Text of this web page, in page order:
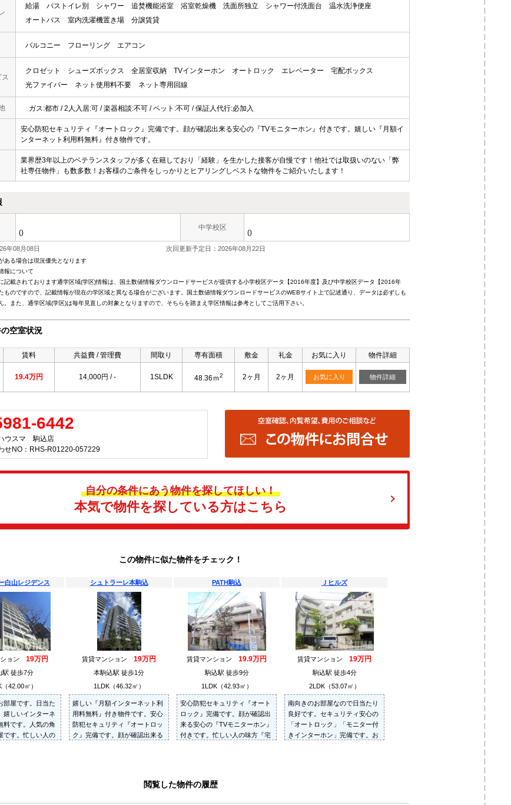
給湯 バストイレ別 シャワー 追焚機能浴室 浴室乾燥機 洗面所独立 シャワー付洗面台
温水洗浄便座
オートバス
室内洗濯機置き場 分譲賃貸
バルコニー フローリング エアコン
ス
クロゼット シューズボックス 全居室収納 TVインターホン オートロック エレベーター
宅配ボックス
光ファイバー
ネット使用料不要 ネット専用回線
ガス:都市 / 2人入居:可 / 楽器相談:不可 / ペット:不可 / 保証人代行:必加入
安心防犯セキュリティ『オートロック』完備です。顔が確認出来る安心の『TVモニターホン』付きです。嬉しい『月額イ
ンターネット利用料無料』付き物件です。
業界歴3年以上のベテランスタッフが多く在籍しており「経験」を生かした接客が自慢です！他社では取扱いのない「弊
社専任物件」も数多数！お客様のご条件をしっかりとヒアリングしベストな物件をご紹介いたします！
()
中学校区
()
年08月08日 次回更新予定日：2026年08月22日
ある場合は現況優先となります
報について
記載されております通学区域(学区)情報は、国土数値情報ダウンロードサービスが提供する小学校区データ【2016年度】及び中学校区データ【2016年
ものですので、記載情報が現在の学区域と異なる場合がございます。国土数値情報ダウンロードサービスのWEBサイト上で記述通り、データは必ずしも
。また、通学区域(学区)は毎年見直しの対象となりますので、そちらを踏まえ学区情報は参考としてご活用下さい。
空室状況
賃料 共益費 / 管理費 間取り 専有面積 敷金 礼金 お気に入り 物件詳細
19.4万円 14,000円 / - 1SLDK 48.36ｍ2 2ヶ月 2ヶ月 お気に入り 物件詳細
6442
ウスマ 駒込店
せNO：RHS-R01220-057229
自分の条件にあう物件を探してほしい！
本気で物件を探している方はこちら
この物件に似た物件をチェック！
白山レジデンス
ション 19万円
駅 徒歩7分
42.00㎡）
部屋です。日当た
嬉しいインターネ
料です。人気の角
です。忙しい人の
シュトラーレ本駒込
賃貸マンション 19万円
本駒込駅 徒歩1分
1LDK（46.32㎡）
嬉しい『月額インターネット利
用料無料』付き物件です。安心
防犯セキュリティ『オートロッ
ク』完備です。顔が確認出来る
PATH駒込
賃貸マンション 19.9万円
駒込駅 徒歩9分
1LDK（42.93㎡）
安心防犯セキュリティ『オート
ロック』完備です。顔が確認出
来る安心の『TVモニターホン』
付きです。忙しい人の味方『宅
Ｊヒルズ
賃貸マンション 19万円
駒込駅 徒歩4分
2LDK（53.07㎡）
南向きのお部屋なので日当たり
良好です。セキュリティ安心の
「オートロック」「モニター付
きインターホン」完備です。お
閲覧した物件の履歴